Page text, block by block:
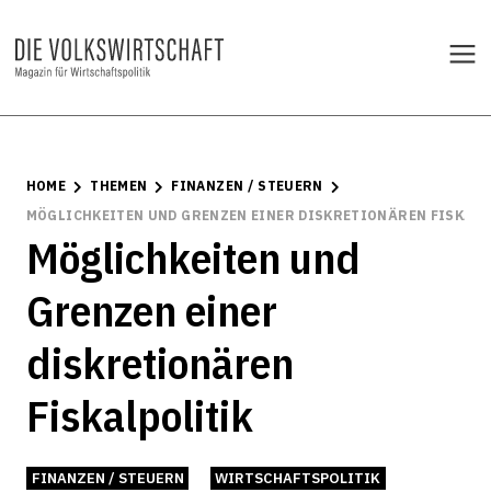
HOME THEMEN
FINANZEN / STEUERN
MÖGLICHKEITEN UND GRENZEN EINER DISKRETIONÄREN
Möglichkeiten und
Grenzen einer
diskretionären
Fiskalpolitik
FINANZEN / STEUERN WIRTSCHAFTSPOLITIK